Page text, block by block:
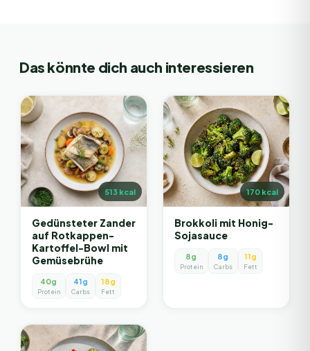
Das könnte dich auch interessieren
513kcal
Gedünsteter Zander
auf Rotkappen-
Kartoffel-Bowl mit
Gemüsebrühe
40g
Protein
41g
Carbs
18g
Fett
170kcal
Brokkoli mit Honig-
Sojasauce
8g
Protein
8g
Carbs
11g
Fett